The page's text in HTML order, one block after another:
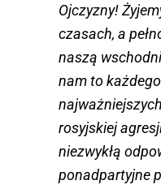
Ojczyzny!
czasach, a
naszą
nam to
rosyjskiej
niezwykłą
ponadpartyjne